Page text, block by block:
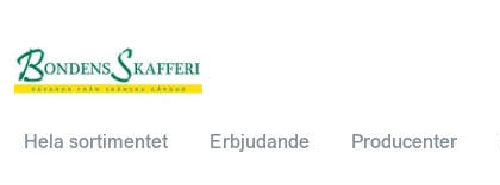
Hela sortimentet Erbjudande Producenter